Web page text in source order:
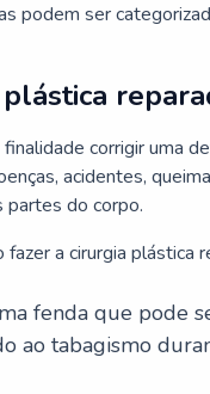
podem ser
corrigir uma
acidentes,
partes do corpo.
a cirurgia plástica
fenda que pode
ao tabagismo